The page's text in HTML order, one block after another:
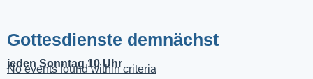
Gottesdienste demnächst
jeden Sonntag 10 Uhr
No events found within criteria